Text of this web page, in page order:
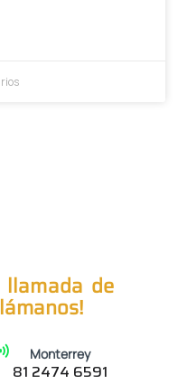
de
Monterrey
81 2474 6591